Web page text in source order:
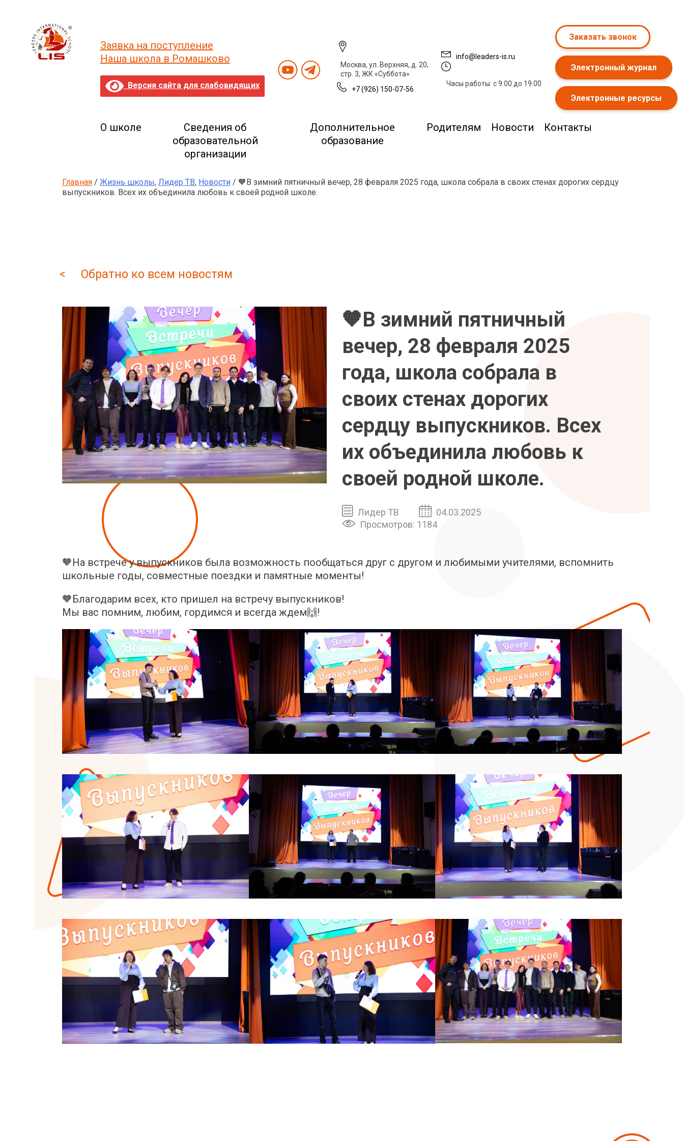
Заявка на поступление
Наша школа в Ромашково
Версия сайта для слабовидящих
Москва, ул. Верхняя, д. 20,
стр. 3, ЖК «Суббота»
+7 (926) 150-07-56
info@leaders-is.ru
Часы работы: с 9:00 до 19:00
Заказать звонок
Электронный журнал
Электронные ресурсы
О школе
Сведения об
образовательной
организации
Дополнительное
образование
Родителям Новости Контакты
Главная / Жизнь школы, Лидер ТВ, Новости / 🧡В зимний пятничный вечер, 28 февраля 2025 года, школа собрала в своих стенах дорогих сердцу
выпускников. Всех их объединила любовь к своей родной школе.
< Обратно ко всем новостям
🧡В зимний пятничный
вечер, 28 февраля 2025
года, школа собрала в
своих стенах дорогих
сердцу выпускников. Всех
их объединила любовь к
своей родной школе.
Лидер ТВ
04.03.2025
Просмотров: 1184
🧡На встрече у выпускников была возможность пообщаться друг с другом и любимыми учителями, вспомнить
школьные годы, совместные поездки и памятные моменты!
🧡Благодарим всех, кто пришел на встречу выпускников!
Мы вас помним, любим, гордимся и всегда ждем🙌!